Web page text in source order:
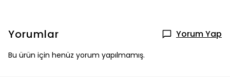
Yorumlar Yorum Yap
Bu ürün için henüz yorum yapılmamış.